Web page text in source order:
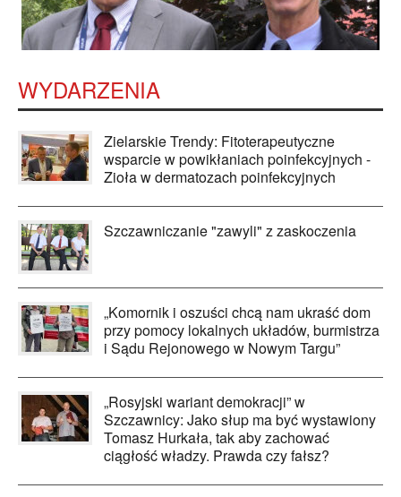
WYDARZENIA
Zielarskie Trendy: Fitoterapeutyczne
wsparcie w powikłaniach poinfekcyjnych -
Zioła w dermatozach poinfekcyjnych
Szczawniczanie "zawyli" z zaskoczenia
„Komornik i oszuści chcą nam ukraść dom
przy pomocy lokalnych układów, burmistrza
i Sądu Rejonowego w Nowym Targu”
„Rosyjski wariant demokracji” w
Szczawnicy: Jako słup ma być wystawiony
Tomasz Hurkała, tak aby zachować
ciągłość władzy. Prawda czy fałsz?